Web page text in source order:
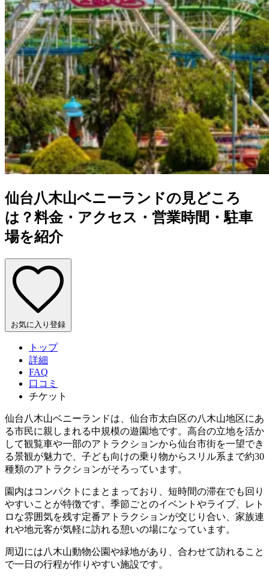
仙台八木山ベニーランドの見どころ
は？料金・アクセス・営業時間・駐車
場を紹介
お気に入り登録
トップ
詳細
FAQ
口コミ
チケット
仙台八木山ベニーランドは、仙台市太白区の八木山地区にあ
る市民に親しまれる中規模の遊園地です。高台の立地を活か
して観覧車や一部のアトラクションから仙台市街を一望でき
る景観が魅力で、子ども向けの乗り物からスリル系まで約30
種類のアトラクションがそろっています。
園内はコンパクトにまとまっており、短時間の滞在でも回り
やすいことが特徴です。季節ごとのイベントやライブ、レト
ロな雰囲気を残す定番アトラクションが交じり合い、家族連
れや地元客が気軽に訪れる憩いの場になっています。
周辺には八木山動物公園や緑地があり、合わせて訪れること
で一日の行程が作りやすい施設です。